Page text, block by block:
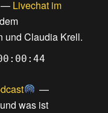
— Livechat im
und Claudia Krell.
—
was ist